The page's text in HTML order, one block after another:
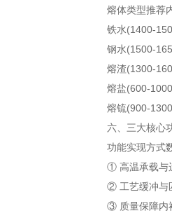
熔体类型推荐
铁水(1400-
钢水(1500-
熔渣(1300-
熔盐(600-
熔锍(900-
六、三大核
功能实现方式
① 高温承载与
② 工艺缓冲与
③ 质量保障内